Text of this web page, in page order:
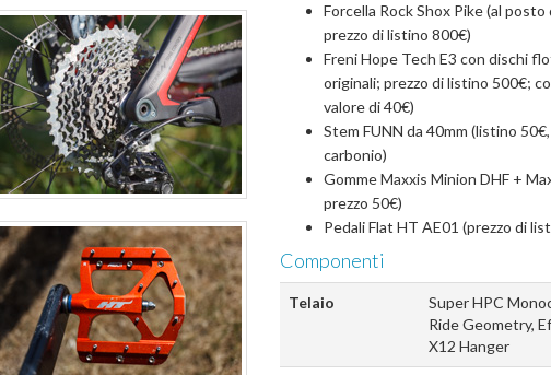
Forcella Rock Shox Pike (al
prezzo di listino 800€)
Freni Hope Tech E3 con dischi
originali; prezzo di listino 500€;
valore di 40€)
Stem FUNN da 40mm (listino
carbonio)
Gomme Maxxis Minion DHF +
prezzo 50€)
Pedali Flat HT AE01 (prezzo di
Componenti
Telaio
Super HPC
Ride Geometry,
X12 Hanger